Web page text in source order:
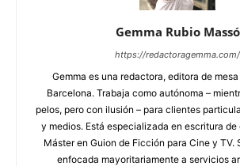
Gemma Rubio Massó
https://redactoragemma.com/
Gemma es una redactora, editora de
Barcelona. Trabaja como autónoma –
pelos, pero con ilusión – para clientes
y medios. Está especializada en escritura de
Máster en Guion de Ficción para Cine y TV.
enfocada mayoritariamente a servicios